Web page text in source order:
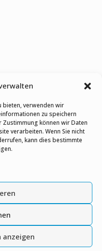
bieten, verwenden wir
zu speichern
können wir Daten
verarbeiten. Wenn Sie nicht
kann dies bestimmte
anzeigen
Sie uns